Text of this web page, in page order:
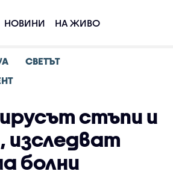
НОВИНИ НА ЖИВО
СВЕТЪТ
стъпи и
изследват
болни